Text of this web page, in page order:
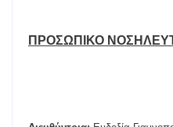
ΠΡΟΣΩΠΙΚΟ